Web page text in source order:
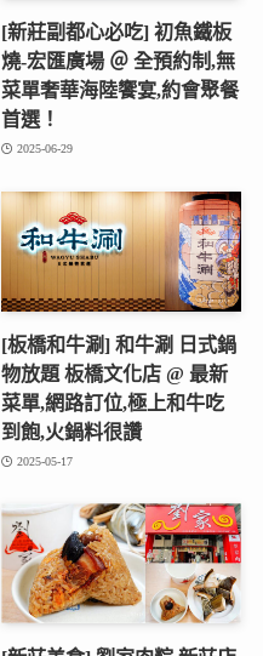
[新莊副都心必吃] 初魚鐵板
燒‑宏匯廣場 ＠ 全預約制,無
菜單奢華海陸饗宴,約會聚餐
首選！
2025-06-29
[板橋和牛涮] 和牛涮 日式鍋
物放題 板橋文化店 @ 最新
菜單,網路訂位,極上和牛吃
到飽,火鍋料很讚
2025-05-17